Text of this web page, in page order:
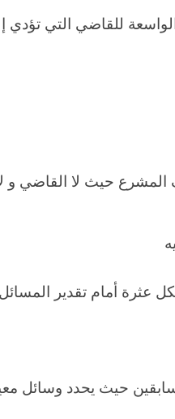
للقاضي التي تؤدي
حيث لا القاضي و
عثرة أمام تقدير
حيث يحدد وسائل